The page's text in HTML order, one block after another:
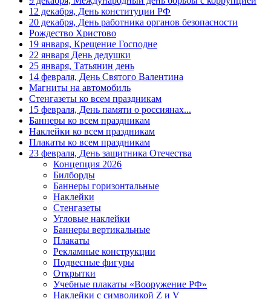
25 января, Татьянин день
14 февраля, День Святого
Валентина
15 февраля, День памяти о
россиянах...
Масленица
23 февраля, День защитника
Отечества
1 марта, День Бабушек
8 марта, Международный женский
27 марта, День театра
1 апреля, День смеха
Апрель, Месячник по
благоустройству
День геолога (первое воскресенье
Светлая Пасха
12 апреля, День космонавтики
12 декабря, День конституции РФ
20 декабря, День работника органов безопасности
Рождество Христово
19 января, Крещение Господне
22 января День дедушки
25 января, Татьянин день
14 февраля, День Святого Валентина
Магниты на автомобиль
Стенгазеты ко всем праздникам
15 февраля, День памяти о россиянах...
Баннеры ко всем праздникам
Наклейки ко всем праздникам
Плакаты ко всем праздникам
23 февраля, День защитника Отечества
Концепция 2026
Билборды
Баннеры горизонтальные
Наклейки
Стенгазеты
Угловые наклейки
Баннеры вертикальные
Плакаты
Рекламные конструкции
Подвесные фигуры
Открытки
Учебные плакаты «Вооружение РФ»
Наклейки с символикой Z и V